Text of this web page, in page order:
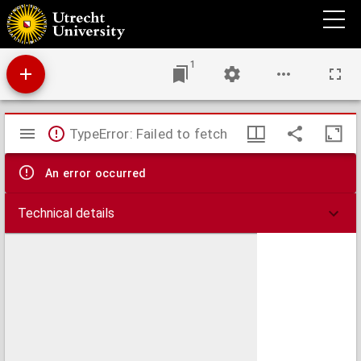
Entstehung, Entwicklung und Heilung der periodischen Augenentzündung
(Mondblindheit) bei Pferden
1
Mirador
viewer
TypeError: Failed to fetch
An error occurred
Technical details